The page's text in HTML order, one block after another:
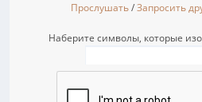
Прослушать/Запросить
Наберите символы, которые